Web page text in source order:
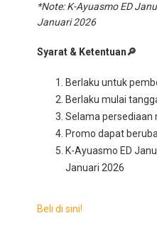
*Note: K-Ayuasmo ED
Januari 2026
Syarat & Ketentuan🔎
Berlaku untuk
Berlaku mulai
Selama persediaan
Promo dapat
K-Ayuasmo ED
Januari 2026
Beli di sini!